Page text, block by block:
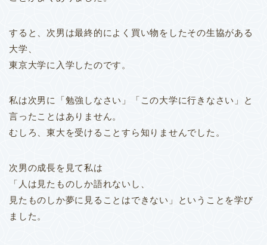
すると、次男は最終的によく買い物をしたその生協がある
大学、
東京大学に入学したのです。
私は次男に「勉強しなさい」「この大学に行きなさい」と
言ったことはありません。
むしろ、東大を受けることすら知りませんでした。
次男の成長を見て私は
「人は見たものしか語れないし、
見たものしか夢に見ることはできない」ということを学び
ました。